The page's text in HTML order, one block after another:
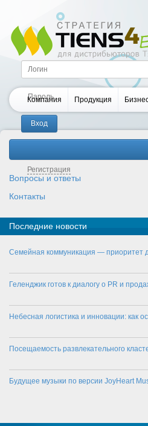
Регистрация
Компания Продукция
Вопросы и ответы
Контакты
Последние новости
Семейная коммуникация — приоритет
Геленджик готов к диалогу о PR и
Небесная логистика и инновации: как
Посещаемость развлекательного
Будущее музыки по версии JoyHeart